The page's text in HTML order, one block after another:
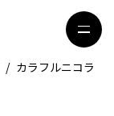
/ カラフルニコラ